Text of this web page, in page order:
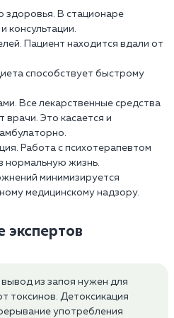
здоровья. В стационаре
консультации.
Пациент находится вдали от
способствует быстрому
Все лекарственные средства
Это касается и
Работа с психотерапевтом
нормальную жизнь.
минимизируется
медицинскому надзору.
экспертов
из запоя нужен для
токсинов. Детоксикация
употребления